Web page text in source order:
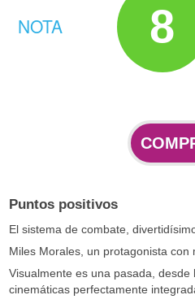
NOTA 8
Puntos positivos
El sistema de combate,
Miles Morales, un protagonista con
Visualmente es una pasada,
cinemáticas perfectamente